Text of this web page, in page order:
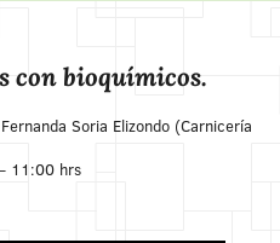
con bioquímicos.
Soria Elizondo (Carnicería
11:00 hrs